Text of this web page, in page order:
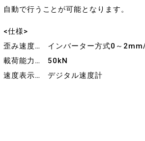
自動で行うことが可能となります。
<仕様>
歪み速度… インバーター方式0～
載荷能力… 50kN
速度表示… デジタル速度計